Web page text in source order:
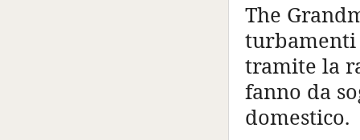
The
tramite la
fanno da
domestico.